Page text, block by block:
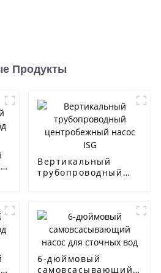
Продукты
Вертикальный
трубопроводный
6-дюймовый
самовсасывающий